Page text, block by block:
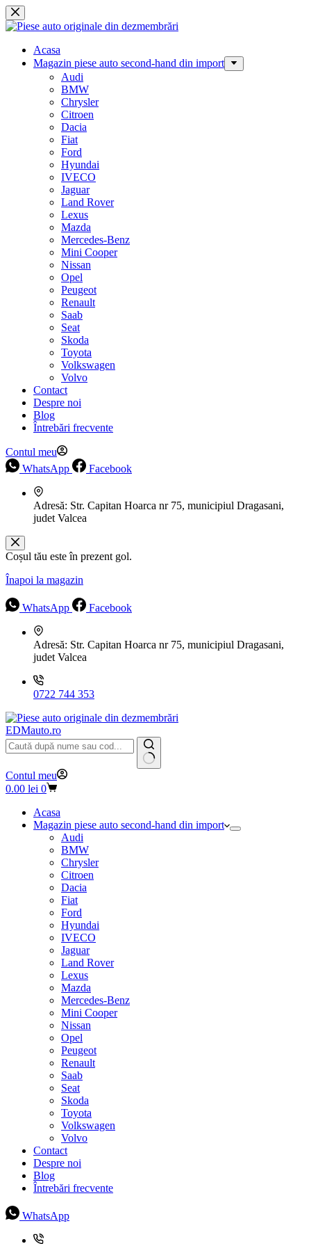
Sari
la
Acasa
Magazin piese auto second-hand din import
Audi
BMW
Chrysler
Citroen
Dacia
Fiat
Ford
Hyundai
IVECO
Jaguar
Land Rover
Lexus
Mazda
Mercedes-Benz
Mini Cooper
Nissan
Opel
Peugeot
Renault
Saab
Seat
Skoda
Toyota
Volkswagen
Volvo
Contact
Despre noi
Blog
Întrebări frecvente
Contul meu
WhatsApp
Facebook
Adresă: Str. Capitan Hoarca nr 75, municipiul Dragasani,
judet Valcea
Coșul tău este în prezent gol.
Înapoi la magazin
WhatsApp Facebook
Adresă: Str. Capitan Hoarca nr 75, municipiul Dragasani,
judet Valcea
0722 744 353
EDMauto.ro
Niciun
rezultat
Contul meu
Coș
cumpărături
0.00 lei 0
Acasa
Magazin piese auto second-hand din import
Audi
BMW
Chrysler
Citroen
Dacia
Fiat
Ford
Hyundai
IVECO
Jaguar
Land Rover
Lexus
Mazda
Mercedes-Benz
Mini Cooper
Nissan
Opel
Peugeot
Renault
Saab
Seat
Skoda
Toyota
Volkswagen
Volvo
Contact
Despre noi
Blog
Întrebări frecvente
WhatsApp